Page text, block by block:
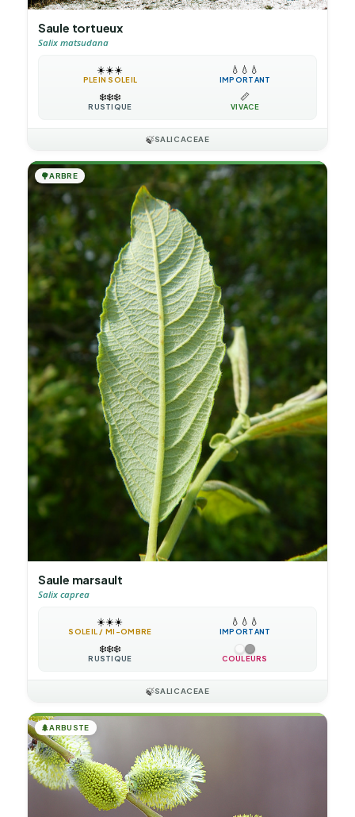
Saule tortueux
Salix matsudana
☀️☀️☀️
PLEIN SOLEIL
💧 💧 💧
IMPORTANT
❄️❄️❄️
RUSTIQUE
📏
VIVACE
🍃SALICACEAE
🌳ARBRE
Saule marsault
Salix caprea
☀️☀️☀️
SOLEIL / MI-OMBRE
💧 💧 💧
IMPORTANT
❄️❄️❄️
RUSTIQUE COULEURS
🍃SALICACEAE
🌲ARBUSTE